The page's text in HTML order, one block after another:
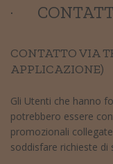
·
CONTATTO VIA
APPLICAZIONE)
Gli Utenti che hanno
potrebbero essere
promozionali
soddisfare richieste di